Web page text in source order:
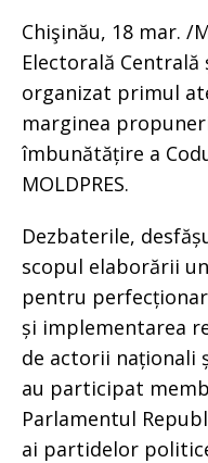
Chişinău, 18 mar. /
Electorală Centrală
organizat primul
marginea
îmbunătățire a
MOLDPRES.
Dezbaterile,
scopul elaborării
pentru
și implementarea
de actorii naționali
au participat
Parlamentul
ai partidelor